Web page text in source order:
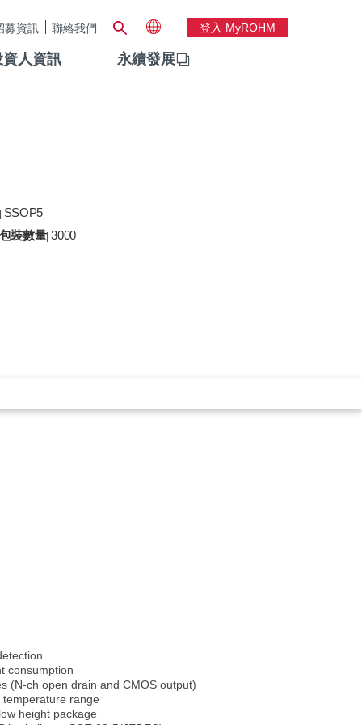
募資訊 聯絡我們 登入 MyROHM
人資訊 永續發展
SSOP5
裝數量|3000
consumption
(N-ch open drain and CMOS output)
temperature range
height package